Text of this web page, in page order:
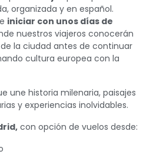
organizada y en español.
iniciar con unos días de
nuestros viajeros conocerán
la ciudad antes de continuar
cultura europea con la
une historia milenaria, paisajes
y experiencias inolvidables.
con opción de vuelos desde: